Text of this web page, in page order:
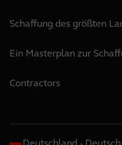
Schaffung des größten
Ein Masterplan zur
Contractors